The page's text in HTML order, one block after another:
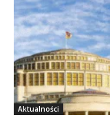
Aktualności